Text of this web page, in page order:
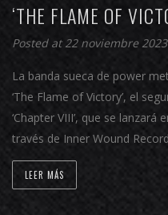
‘THE FLAME OF
Posted at 22 noviembre
La banda sueca de power
‘The Flame of Victory’, el
‘Chapter VIII’, que se
través de Inner Wound
LEER MÁS